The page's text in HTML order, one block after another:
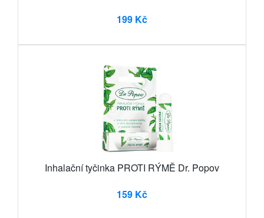
199 Kč
Inhalační tyčinka PROTI RÝMĚ Dr. Popov
159 Kč